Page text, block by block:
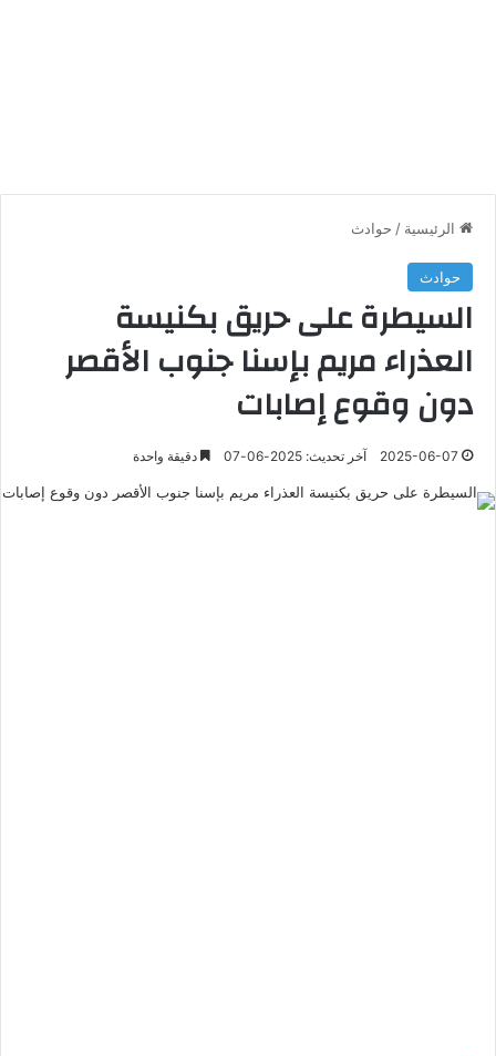
الرئيسية / حوادث
حوادث
السيطرة على حريق بكنيسة
العذراء مريم بإسنا جنوب الأقصر
دون وقوع إصابات
2025-06-07 آخر تحديث: 2025-06-07 دقيقة واحدة